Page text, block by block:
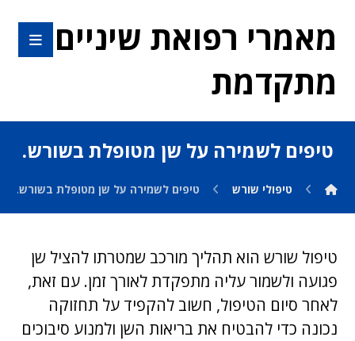
מאמרי רפואת שיניים
מתקדמת
טיפים לשמירה על שן מטופלת בשורש.
טיפולי שורש טיפים לשמירה על שן מטופלת בשורש.
טיפול שורש הוא תהליך מורכב שמטרתו להציל שן
פגועה ולשמור עליה מתפקדת לאורך זמן. עם זאת,
לאחר סיום הטיפול, חשוב להקפיד על תחזוקה
נכונה כדי להבטיח את בריאות השן ולמנוע סיבוכים